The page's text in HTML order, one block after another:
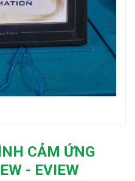
CẢM ỨNG
- EVIEW